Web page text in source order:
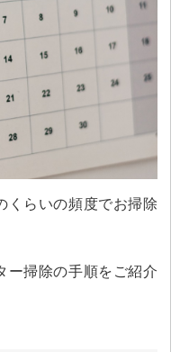
くらいの頻度でお掃除
ー掃除の手順をご紹介